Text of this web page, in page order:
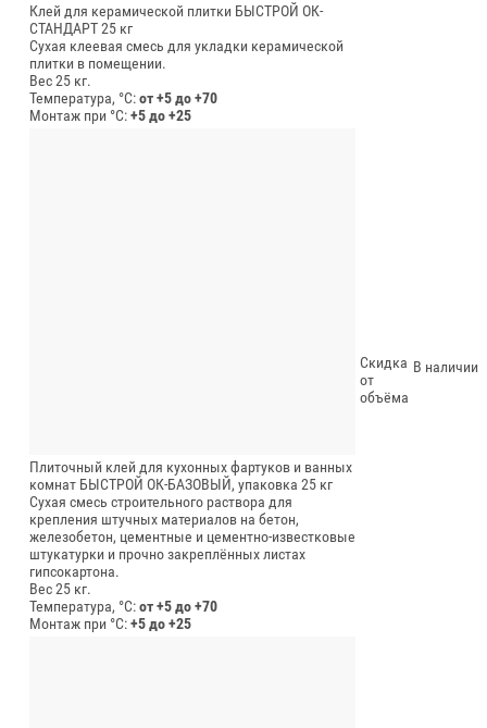
Клей для керамической плитки БЫСТРОЙ ОК-
СТАНДАРТ 25 кг
Сухая клеевая смесь для укладки керамической
плитки в помещении.
Вес 25 кг.
Температура, °C:от +5 до +70
Монтаж при °C:+5 до +25
Плиточный клей для кухонных фартуков и ванных
комнат БЫСТРОЙ ОК-БАЗОВЫЙ, упаковка 25 кг
Сухая смесь строительного раствора для
крепления штучных материалов на бетон,
железобетон, цементные и цементно-известковые
штукатурки и прочно закреплённых листах
гипсокартона.
Вес 25 кг.
Температура, °C:от +5 до +70
Монтаж при °C:+5 до +25
Скидка
от
объёма
В наличии